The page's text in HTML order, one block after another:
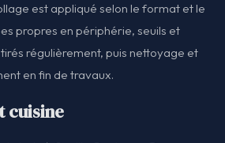
est appliqué selon le format et le
propres en périphérie, seuils et
régulièrement, puis nettoyage et
en fin de travaux.
cuisine